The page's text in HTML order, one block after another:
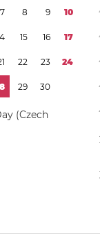
7 8 9 10
4 15 16 17
1 22 23 24
29 30
(Czech